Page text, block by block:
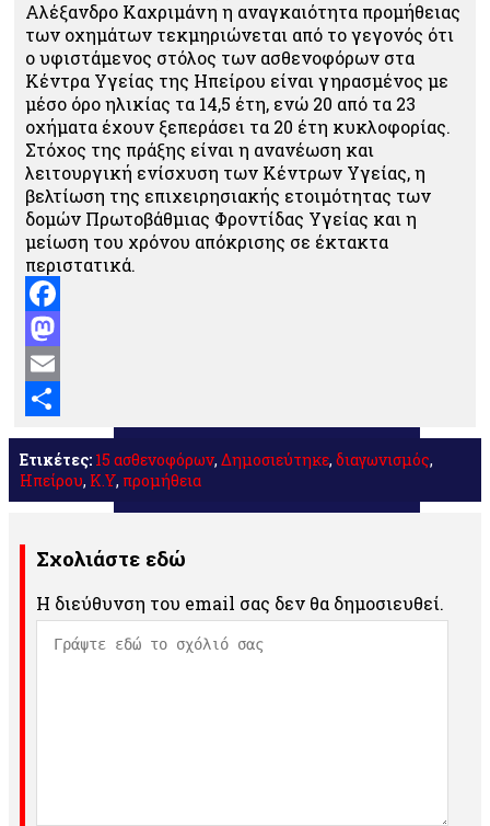
Αλέξανδρο Καχριμάνη η αναγκαιότητα προμήθειας
των οχημάτων τεκμηριώνεται από το γεγονός ότι
ο υφιστάμενος στόλος των ασθενοφόρων στα
Κέντρα Υγείας της Ηπείρου είναι γηρασμένος με
μέσο όρο ηλικίας τα 14,5 έτη, ενώ 20 από τα 23
οχήματα έχουν ξεπεράσει τα 20 έτη κυκλοφορίας.
Στόχος της πράξης είναι η ανανέωση και
λειτουργική ενίσχυση των Κέντρων Υγείας, η
βελτίωση της επιχειρησιακής ετοιμότητας των
δομών Πρωτοβάθμιας Φροντίδας Υγείας και η
μείωση του χρόνου απόκρισης σε έκτακτα
περιστατικά.
Facebook
Mastodon
Email
Μοιραστείτε
Ετικέτες: 15 ασθενοφόρων, Δημοσιεύτηκε, διαγωνισμός,
Ηπείρου, Κ.Υ, προμήθεια
Σχολιάστε εδώ
Η διεύθυνση του email σας δεν θα δημοσιευθεί.